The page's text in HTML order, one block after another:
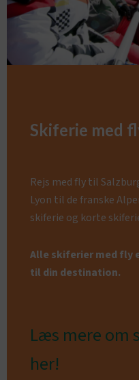
Skiferie med
Rejs med fly til
Lyon til de franske
skiferie og korte
Alle skiferier med fly
til din destination.
Læs mere om
her!